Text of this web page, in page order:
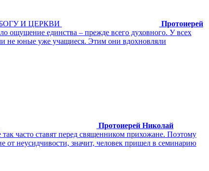
И ЦЕРКВИ
Протоиерей
ощущение единства – прежде всего духовного. У всех
не юные уже учащиеся. Этим они вдохновляли
Протоиерей Николай
часто ставят перед священником прихожане. Поэтому
от неусидчивости, значит, человек пришел в семинарию